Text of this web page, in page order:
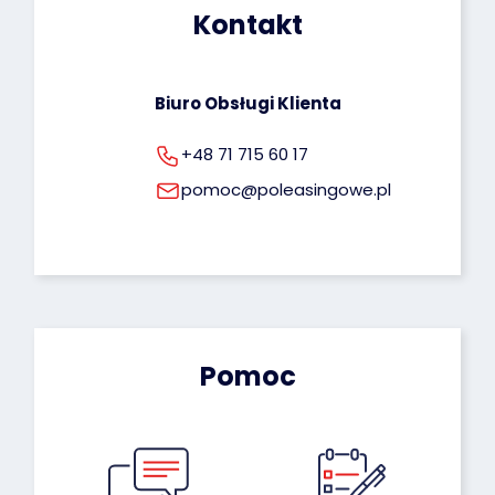
rodo@poleasingowe.pl
Kontakt
Biuro Obsługi Klienta
+48 71 715 60 17
pomoc@poleasingowe.pl
Pomoc